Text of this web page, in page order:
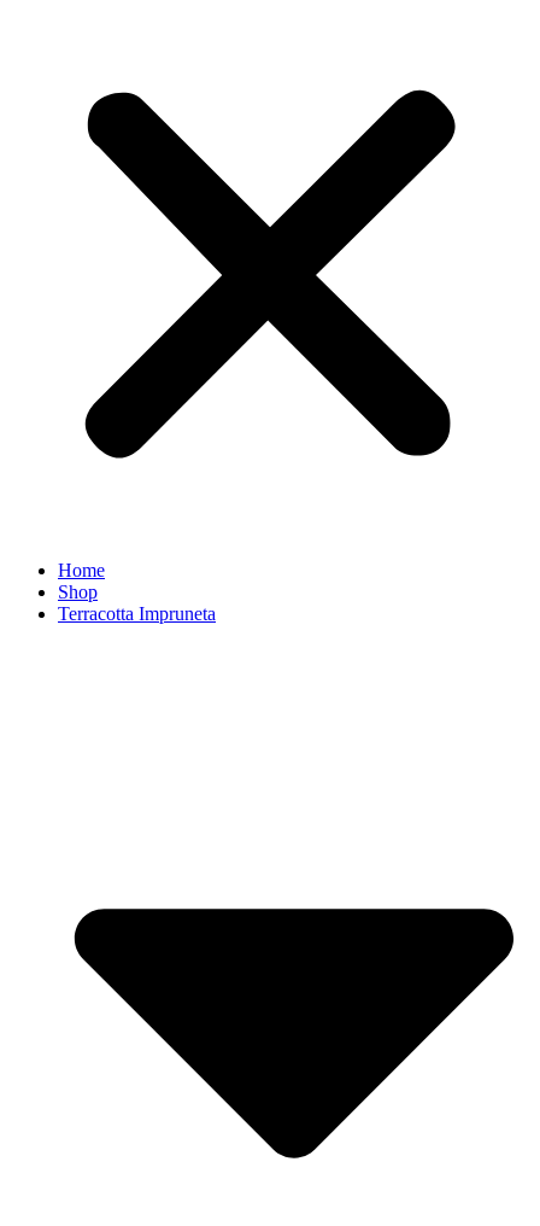
Home
Shop
Terracotta Impruneta